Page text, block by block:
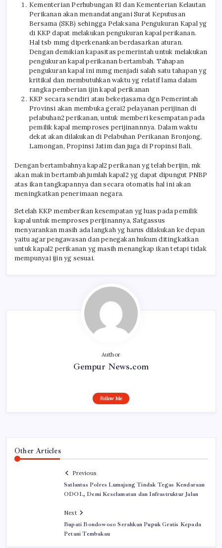
Kementerian Perhubungan RI dan Kementerian Kelautan
Perikanan akan menandatangani Surat Keputusan
Bersama (SKB) sehingga Pelaksana Pengukuran Kapal yg
di KKP dapat melakukan pengukuran kapal perikanan.
Hal tsb mmg diperkenankan berdasarkan aturan.
Dengan demikian kapasitas pemerintah untuk melakukan
pengukuran kapal perikanan bertambah. Tahapan
pengukuran kapal ini mmg menjadi salah satu tahapan yg
kritikal dan membutuhkan waktu yg relatif lama dalam
rangka pemberian ijin kapal perikanan
KKP secara sendiri atau bekerjasama dgn Pemerintah
Provinsi akan membuka gerai2 pelayanan perijinan di
pelabuhan2 perikanan, untuk memberi kesempatan pada
pemilik kapal memproses perijinannnya. Dalam waktu
dekat akan dilakukan di Pelabuhan Perikanan Bronjong,
Lamongan, Propinsi Jatim dan juga di Propinsi Bali.
Dengan bertambahnya kapal2 perikanan yg telah berijin, mk
akan makin bertambah jumlah kapal2 yg dapat dipungut PNBP
atas ikan tangkapannya dan secara otomatis hal ini akan
meningkatkan penerimaan negara.
Setelah KKP memberikan kesempatan yg luas pada pemilik
kapal untuk memproses perijinannya, Satgassus
menyarankan masih ada langkah yg harus dilakukan ke depan
yaitu agar pengawasan dan penegakan hukum ditingkatkan
untuk kapal2 perikanan yg masih menangkap ikan tetapi tidak
mempunyai ijin yg sesuai.
Author
Gempur News.com
Follow Me
Other Articles
Previous
Satlantas Polres Lumajang Tindak Tegas Kendaraan
ODOL, Demi Keselamatan dan Infrastruktur Jalan
Next
Bupati Bondowoso Serahkan Pupuk Gratis Kepada
Petani Tembakau